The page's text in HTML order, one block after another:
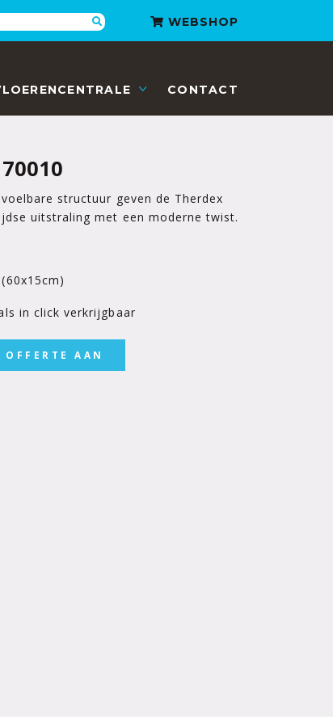
WEBSHOP
CONTACT
structuur geven de Therdex
uitstraling met een moderne twist.
in click verkrijgbaar
AAN